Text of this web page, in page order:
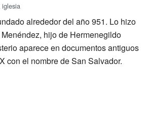
alrededor del año 951. Lo hizo
hijo de Hermenegildo
aparece en documentos antiguos
con el nombre de San Salvador.